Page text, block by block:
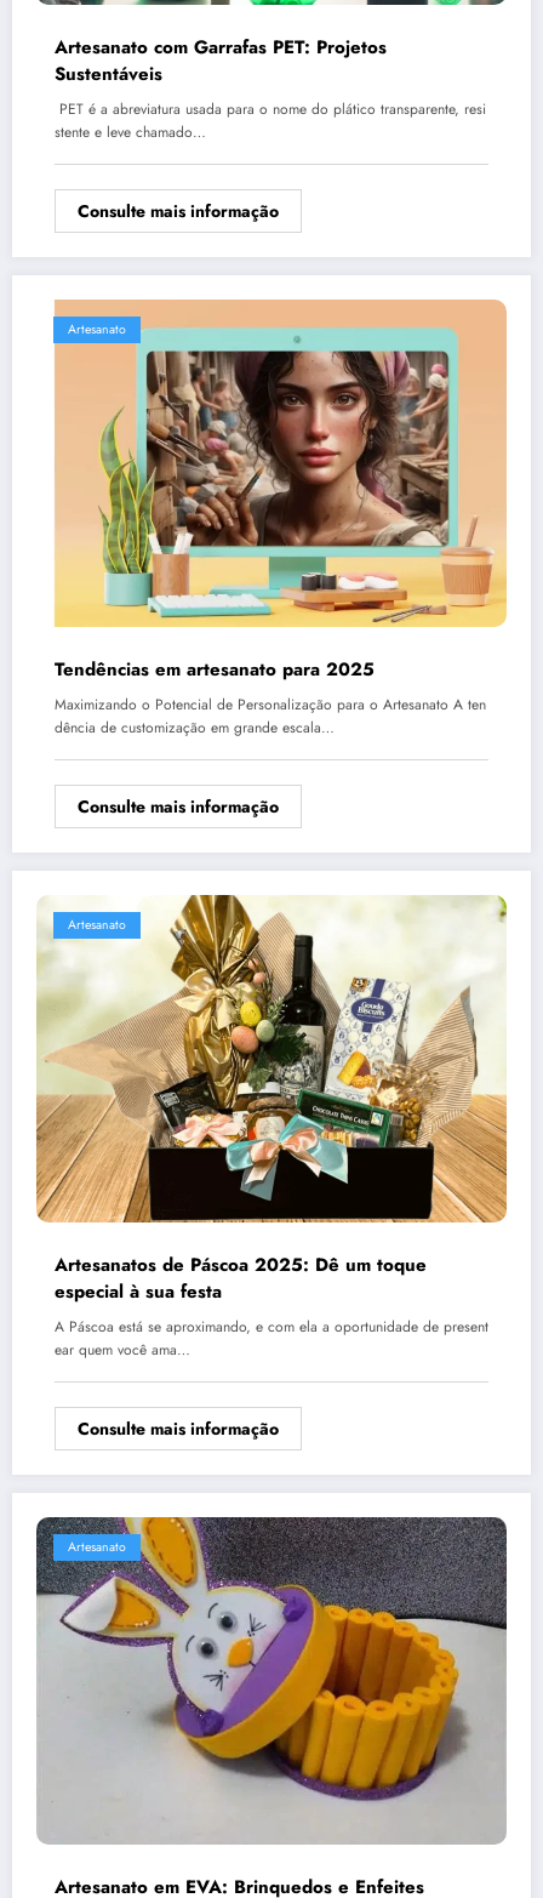
Artesanato com Garrafas PET: Projetos
Sustentáveis
PET é a abreviatura usada para o nome do plático transparente, resi
stente e leve chamado…
Consulte mais informação
Artesanato
Tendências em artesanato para 2025
Maximizando o Potencial de Personalização para o Artesanato A ten
dência de customização em grande escala…
Consulte mais informação
Artesanato
Artesanatos de Páscoa 2025: Dê um toque
especial à sua festa
A Páscoa está se aproximando, e com ela a oportunidade de present
ear quem você ama…
Consulte mais informação
Artesanato
Artesanato em EVA: Brinquedos e Enfeites